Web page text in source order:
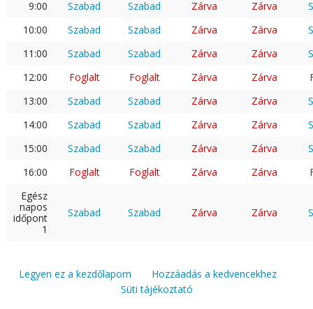
9:00
Szabad Szabad Zárva Zárva
10:00
Szabad Szabad Zárva Zárva
11:00
Szabad Szabad Zárva Zárva
12:00
Foglalt Foglalt Zárva Zárva
13:00
Szabad Szabad Zárva Zárva
14:00
Szabad Szabad Zárva Zárva
15:00
Szabad Szabad Zárva Zárva
16:00
Foglalt Foglalt Zárva Zárva
Egész
napos
időpont
1
Szabad Szabad Zárva Zárva
Legyen ez a kezdőlapom
Hozzáadás a kedvencekhez
Süti tájékoztató